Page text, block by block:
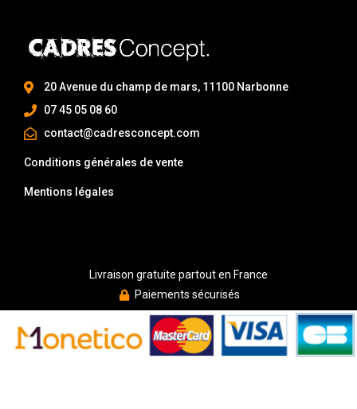
20 Avenue du champ de mars, 11100 Narbonne
07 45 05 08 60
contact@cadresconcept.com
Conditions générales de vente
Mentions légales
Livraison gratuite partout en France
Paiements sécurisés